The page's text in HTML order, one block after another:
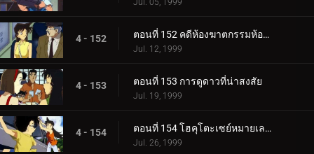
Jul. 05, 1999
4 - 152 ตอนที่ 152 คดีห้องฆาตกรรมห้องปิดตายในคืนก่อนแต่งงาน (ตอนจบ)
Jul. 12, 1999
4 - 153 ตอนที่ 153 การดูดาวที่น่าสงสัย
Jul. 19, 1999
4 - 154 ตอนที่ 154 โฮคุโตะเซย์หมายเลข 3 ต้นทางอุเอโนะ (ตอนแรก)
Jul. 26, 1999